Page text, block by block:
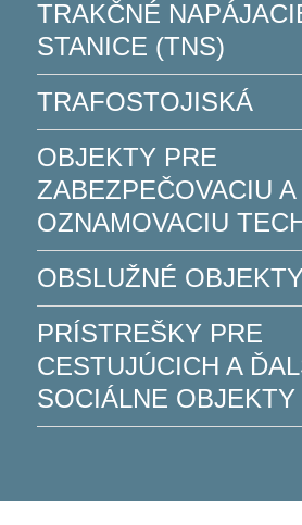
TRAKČNÉ
STANICE (TNS)
TRAFOSTOJISKÁ
OBJEKTY PRE
ZABEZPEČOVACIU A
OZNAMOVACIU
OBSLUŽNÉ
PRÍSTREŠKY PRE
CESTUJÚCICH A
SOCIÁLNE OBJEKTY